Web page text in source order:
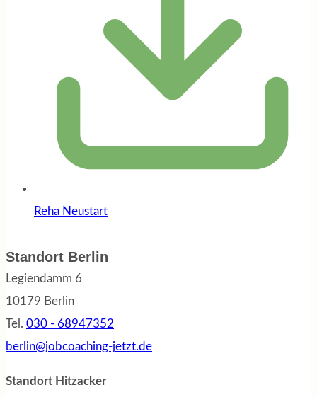
Reha Neustart
Standort Berlin
Legiendamm 6
10179 Berlin
Tel. 030 - 68947352
berlin@jobcoaching-jetzt.de
Standort Hitzacker